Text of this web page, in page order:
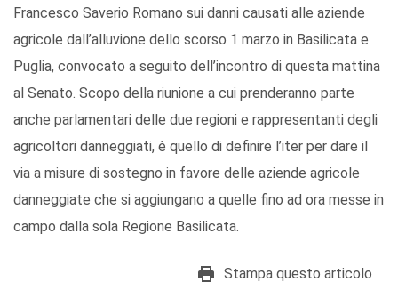
Francesco Saverio Romano sui danni causati alle aziende
agricole dall’alluvione dello scorso 1 marzo in Basilicata e
Puglia, convocato a seguito dell’incontro di questa mattina
al Senato. Scopo della riunione a cui prenderanno parte
anche parlamentari delle due regioni e rappresentanti degli
agricoltori danneggiati, è quello di definire l’iter per dare il
via a misure di sostegno in favore delle aziende agricole
danneggiate che si aggiungano a quelle fino ad ora messe in
campo dalla sola Regione Basilicata.
Stampa questo articolo